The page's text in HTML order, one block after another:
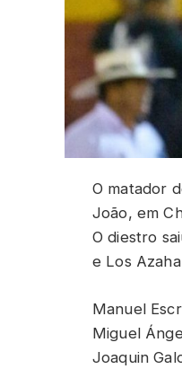
O matador
João, em
O diestro
e Los
Manuel
Miguel
Joaquin